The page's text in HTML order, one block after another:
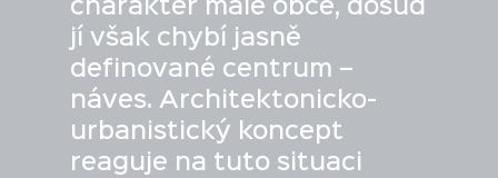
charakter malé obce, dosud
jí však chybí jasně
definované centrum –
náves. Architektonicko-
urbanistický koncept
reaguje na tuto situaci